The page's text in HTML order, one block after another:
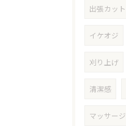
出張カット
イケオジ
刈り上げ
清潔感
マッサージ